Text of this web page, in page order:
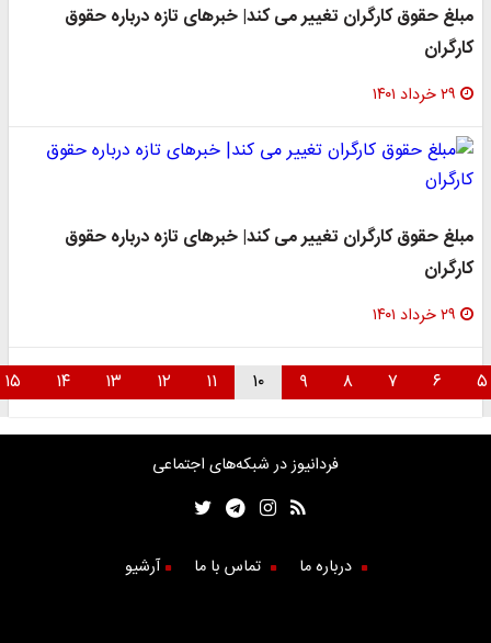
مبلغ حقوق کارگران تغییر می کند| خبرهای تازه درباره حقوق
کارگران
۲۹ خرداد ۱۴۰۱
مبلغ حقوق کارگران تغییر می کند| خبرهای تازه درباره حقوق
کارگران
۲۹ خرداد ۱۴۰۱
۱۲ ۱۳ ۱۴ ۱۵
فردانیوز در شبکه‌های اجتماعی
درباره ما تماس با ما آرشیو